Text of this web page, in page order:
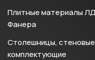
Плитные материалы
Фанера
Столешницы,
комплектующие